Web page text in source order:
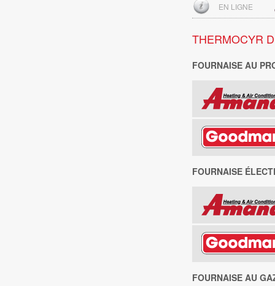
EN LIGNE
THERMOCYR
FOURNAISE AU
FOURNAISE
FOURNAISE AU